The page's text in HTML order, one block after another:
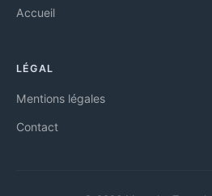
Accueil
LÉGAL
Mentions légales
Contact